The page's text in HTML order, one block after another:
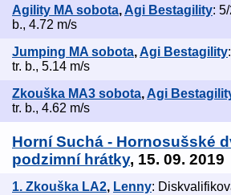
Agility MA sobota, Agi Bestagility:
b., 4.72 m/s
Jumping MA sobota,Agi Bestagility
tr. b., 5.14 m/s
Zkouška MA3 sobota, Agi
tr. b., 4.62 m/s
Horní Suchá - Hornosušské
podzimní hrátky, 15. 09. 2019
1. Zkouška LA2, Lenny: